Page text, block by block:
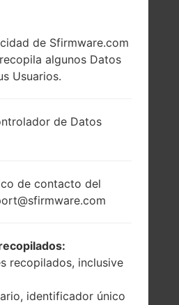
de Sfirmware.com
algunos Datos
Usuarios.
de Datos
de contacto del
recopilados, inclusive
identificador único